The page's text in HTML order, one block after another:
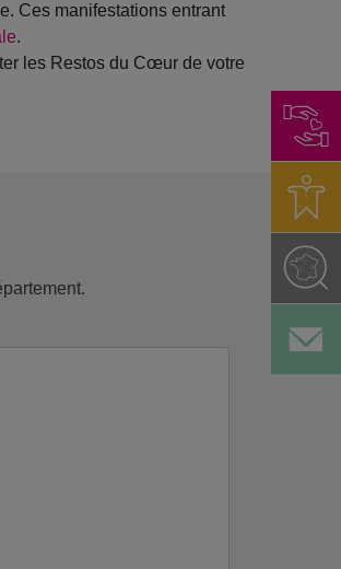
Ces manifestations entrant
.
les Restos du Cœur de votre